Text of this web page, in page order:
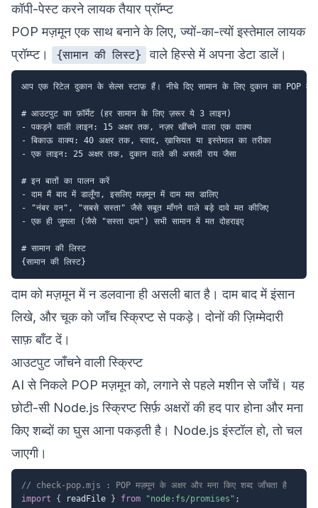
कॉपी-पेस्ट करने लायक तैयार प्रॉम्प्ट
POP मज़मून एक साथ बनाने के लिए, ज्यों-का-त्यों इस्तेमाल लायक
प्रॉम्प्ट।
{सामान की लिस्ट} वाले हिस्से में अपना डेटा डालें।
आप एक रिटेल दुकान के सेल्स स्टाफ़ हैं। नीचे दिए सामान के लिए दुकान का POP
# आउटपुट का फ़ॉर्मेट (हर सामान के लिए ज़रूर ये 3 लाइन)
- पकड़ने वाली लाइन: 15 अक्षर तक, नज़र खींचने वाला एक वाक्य
- बिकाऊ वाक्य: 40 अक्षर तक, स्वाद, ख़ासियत या इस्तेमाल का तरीका
- एक लाइन: 25 अक्षर तक, दुकान वाले की असली राय जैसा
# इन बातों का पालन करें
- दाम मैं बाद में डालूँगा, इसलिए मज़मून में दाम मत डालिए
- "नंबर वन", "सबसे सस्ता" जैसे सबूत माँगने वाले बड़े दावे मत कीजिए
- एक ही जुमला (जैसे "सस्ता दाम") सभी सामान में मत दोहराइए
# सामान की लिस्ट
दाम को मज़मून में न डलवाना ही असली बात है। दाम बाद में इंसान
लिखे, और चूक को जाँच स्क्रिप्ट से पकड़े। दोनों की ज़िम्मेदारी
साफ़ बाँट दें।
आउटपुट जाँचने वाली स्क्रिप्ट
AI से निकले POP मज़मून को, लगाने से पहले मशीन से जाँचें। यह
छोटी-सी Node.js स्क्रिप्ट सिर्फ़ अक्षरों की हद पार होना और मना
किए शब्दों का घुस आना पकड़ती है। Node.js इंस्टॉल हो, तो चल
जाएगी।
// check-pop.mjs : POP मज़मून के अक्षर और मना किए शब्द जाँचता है
import
{ readFile } from "node:fs/promises" ;